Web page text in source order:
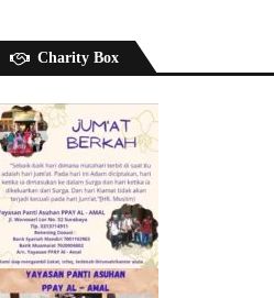
Charity Box